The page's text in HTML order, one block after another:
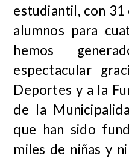
estudiantil, con 31
alumnos para
hemos
espectacular
Deportes y a la
de la
que han sido
miles de niñas y